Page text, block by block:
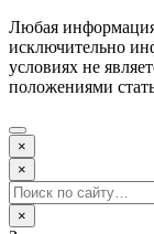
Любая
исключительно
условиях не
положениями
×
×
×